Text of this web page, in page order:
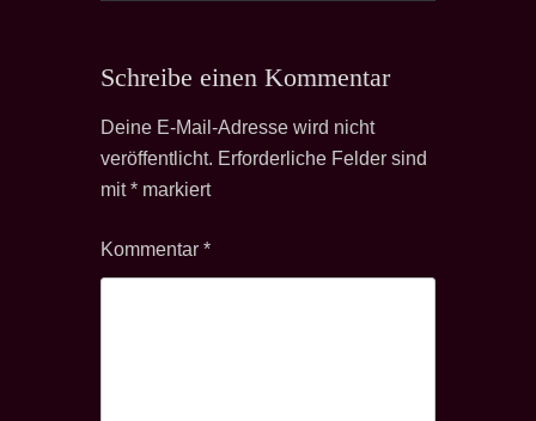
Schreibe einen Kommentar
Deine E-Mail-Adresse wird nicht
veröffentlicht. Erforderliche Felder sind
mit* markiert
Kommentar *